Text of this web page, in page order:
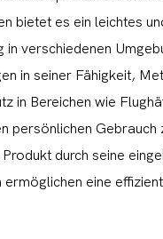
bietet es ein leichtes
verschiedenen
in seiner Fähigkeit,
in Bereichen wie
persönlichen Gebrauch
durch seine
eine